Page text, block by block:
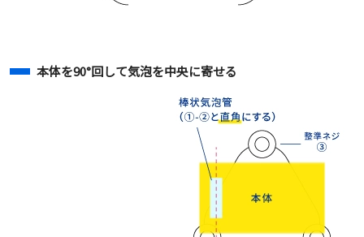
本体を90°回して気泡を中央に寄せる